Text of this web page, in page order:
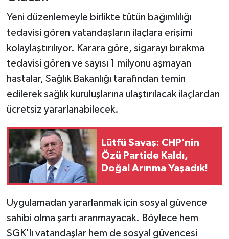
Yeni düzenlemeyle birlikte tütün bağımlılığı
tedavisi gören vatandaşların ilaçlara erişimi
kolaylaştırılıyor. Karara göre, sigarayı bırakma
tedavisi gören ve sayısı 1 milyonu aşmayan
hastalar, Sağlık Bakanlığı tarafından temin
edilerek sağlık kuruluşlarına ulaştırılacak ilaçlardan
ücretsiz yararlanabilecek.
Lütfü Savaş: CHP’nin
Özü Partide Kaldı,
Doğal Arınma Yaşadık!
Uygulamadan yararlanmak için sosyal güvence
sahibi olma şartı aranmayacak. Böylece hem
SGK'lı vatandaşlar hem de sosyal güvencesi